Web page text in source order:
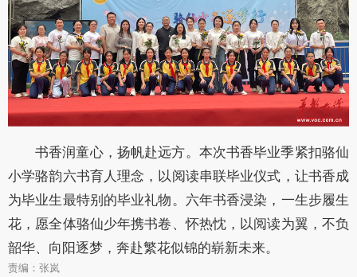
书香润童心，扬帆赴远方。本次书香毕业季紧扣骆仙
小学骆韵六书育人理念，以阅读串联毕业仪式，让书香成
为毕业生最特别的毕业礼物。六年书香浸染，一生步履生
花，愿全体骆仙少年携书卷、怀热忱，以阅读为翼，不负
韶华、向阳逐梦，奔赴繁花似锦的崭新未来。
责编：张岚